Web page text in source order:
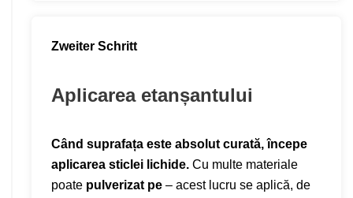
Zweiter Schritt
Aplicarea etanșantului
Când suprafața este absolut curată, începe
aplicarea sticlei lichide. Cu multe materiale
poate pulverizat pe – acest lucru se aplică, de